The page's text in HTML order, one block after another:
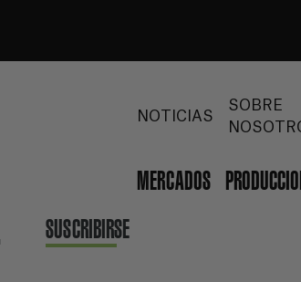
SUSCRIBIRSE
NOTICIAS
SOBRE
MERCADOS